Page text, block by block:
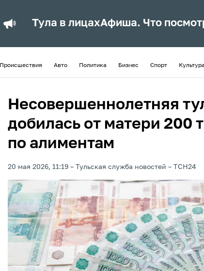
Тула в лицахАфиша. Что
Происшествия Авто Политика Бизнес Спорт Культура
Несовершеннолетняя
добилась от матери 200
по алиментам
20 мая 2026, 11:19 Тульская служба новостей ТСН24